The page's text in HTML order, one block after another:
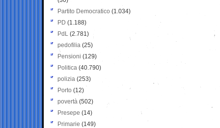
Partito Democratico (1.034)
PD (1.188)
PdL (2.781)
pedofilia (25)
Pensioni (129)
Politica (40.790)
polizia (253)
Porto (12)
povertà (502)
Presepe (14)
Primarie (149)